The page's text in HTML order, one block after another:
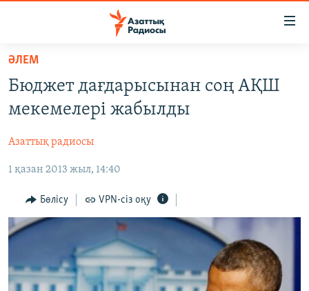
Skip
main
content
to
Navigation
Search
САЯСАТ
ҚАҢТАР ОҚИҒАСЫ
АДАМ ҚҰҚЫҚТАРЫ
ӘЛЕУМЕТ
ӘЛЕМ
АРНАЙЫ ЖОБАЛАР
Русский
ӘЛЕМ
Бюджет дағдарысынан соң АҚШ
мекемелері жабылды
Азаттық радиосы
1 қазан 2013 жыл, 14:40
Бөлісу VPN-сіз оқу